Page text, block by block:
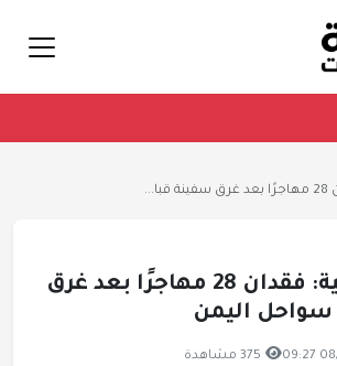
الهجرة الدولية: فقدان 28 مهاجرًا بعد غرق
سواحل اليمن
08/ 375 مشاهدة